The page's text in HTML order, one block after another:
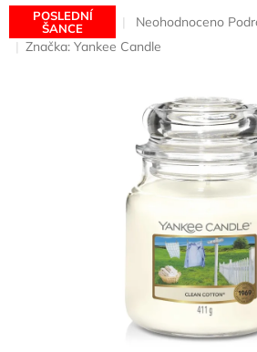
POSLEDNÍ
ŠANCE
Průměrné
hodnocení
produktu
hvězdiček.
Neohodnoceno
Značka: Yankee Candle